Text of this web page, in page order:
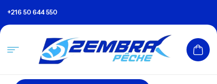
+216 50 644 550